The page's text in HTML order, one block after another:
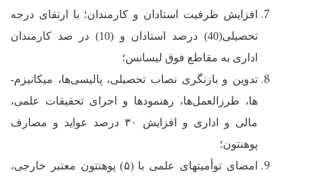
افزایش ظرفیت استادان و کارمندان؛ با ارتقای درجه
تحصیلی(40) درصد استادان و (10) در صد کارمندان
اداری به مقاطع فوق لیسانس؛
تدوین و بازنگری نصاب تحصیلی، پالیسی‌ها، میکانیزم­
ها، طرزالعمل‌ها، رهنمود­ها و اجرای تحقیقات علمی،
مالی و اداری و افزایش ۳۰ درصد عواید و مصارف
پوهنتون؛
امضای توأمیت­های علمی با (۵) پوهنتون معتبر خارجی،